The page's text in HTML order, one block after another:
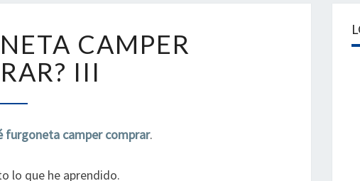
FURGONETA
CAMPER
COMPRAR?
CAMPER
III
furgoneta camper comprar.
lo que he aprendido.